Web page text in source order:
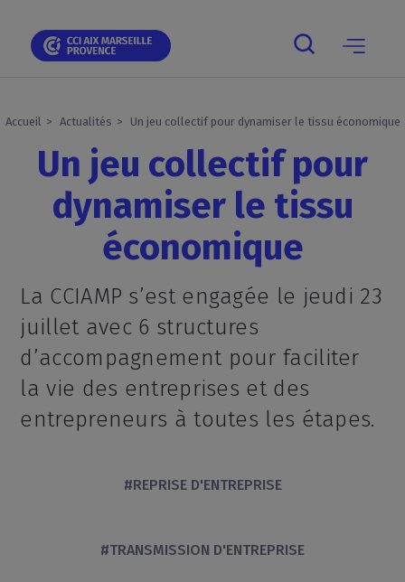
navigation
navigation
principal
mobile
Accueil Actualités Un jeu collectif pour dynamiser le tissu économique
Un jeu collectif pour
dynamiser le tissu
économique
La CCIAMP s’est engagée le jeudi 23
juillet avec 6 structures
d’accompagnement pour faciliter
la vie des entreprises et des
entrepreneurs à toutes les étapes.
#REPRISE D'ENTREPRISE
#TRANSMISSION D'ENTREPRISE